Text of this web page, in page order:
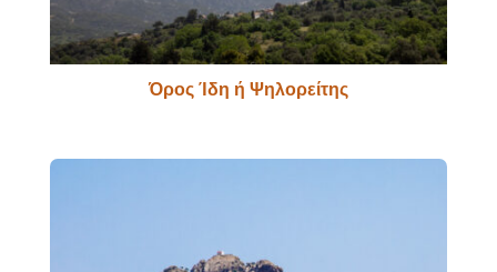
Όρος Ίδη ή Ψηλορείτης